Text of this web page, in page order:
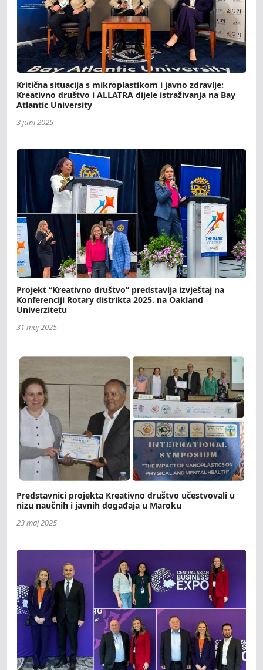
Kritična situacija s mikroplastikom i javno zdravlje:
Kreativno društvo i ALLATRA dijele istraživanja na Bay
Atlantic University
3 juni 2025
Projekt “Kreativno društvo” predstavlja izvještaj na
Konferenciji Rotary distrikta 2025. na Oakland
Univerzitetu
31 maj 2025
Predstavnici projekta Kreativno društvo učestvovali u
nizu naučnih i javnih događaja u Maroku
23 maj 2025